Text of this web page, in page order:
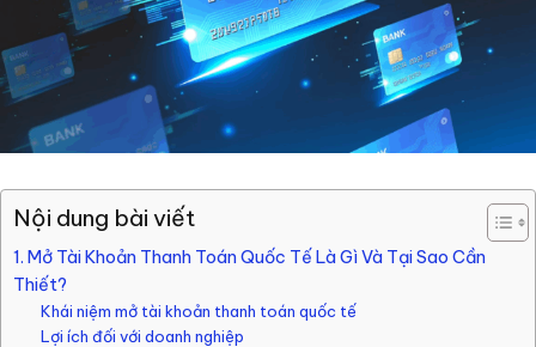
Nội dung bài viết
1. Mở Tài Khoản Thanh Toán Quốc Tế Là Gì Và Tại Sao Cần
Thiết?
Khái niệm mở tài khoản thanh toán quốc tế
Lợi ích đối với doanh nghiệp